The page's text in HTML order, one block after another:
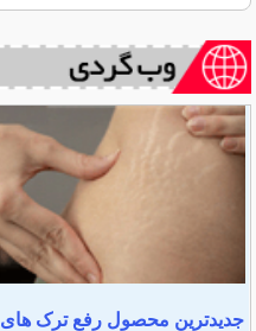
جدیدترین محصول رفع ترک های